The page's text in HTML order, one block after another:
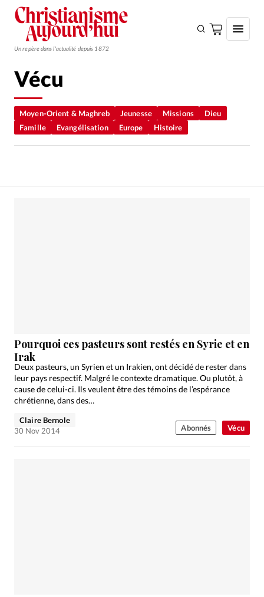
Un repère dans l'actualité depuis 1872
Monde
Eglises
Actualité internationale
Chronique
Culture
Dossier
Opinions
Publireportage
Relations Aujourd'hui
Société
Tour du monde des Eglises
Trait d'Ixène
Vécu
Moyen-Orient & Maghreb Jeunesse Missions
Dieu
Famille
Evangélisation Europe Histoire
Vécu
Pourquoi ces pasteurs sont restés en Syrie et en
Irak
Deux pasteurs, un Syrien et un Irakien, ont décidé de rester dans
leur pays respectif. Malgré le contexte dramatique. Ou plutôt, à
cause de celui-ci. Ils veulent être des témoins de l’espérance
chrétienne, dans des…
Claire Bernole
30 Nov 2014
Abonnés